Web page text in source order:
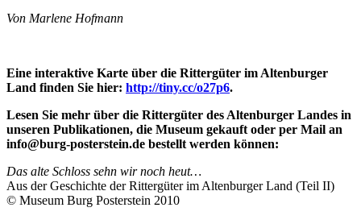
Von Marlene Hofmann
Eine interaktive Karte über die Rittergüter im Altenburger
Land finden Sie hier: http://tiny.cc/o27p6.
Lesen Sie mehr über die Rittergüter des Altenburger Landes in
unseren Publikationen, die Museum gekauft oder per Mail an
info@burg-posterstein.de bestellt werden können:
Das alte Schloss sehn wir noch heut…
Aus der Geschichte der Rittergüter im Altenburger Land (Teil II)
© Museum Burg Posterstein 2010